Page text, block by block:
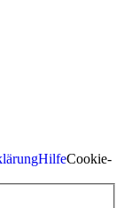
HilfeCookie-